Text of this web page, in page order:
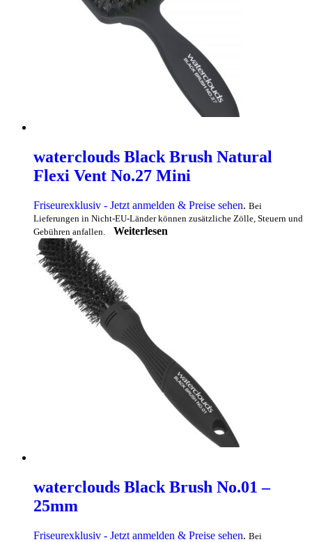
waterclouds Black Brush Natural
Flexi Vent No.27 Mini
Friseurexklusiv - Jetzt anmelden & Preise sehen. Bei
Lieferungen in Nicht-EU-Länder können zusätzliche Zölle, Steuern und
Gebühren anfallen.
Weiterlesen
waterclouds Black Brush No.01 –
25mm
Friseurexklusiv - Jetzt anmelden & Preise sehen. Bei